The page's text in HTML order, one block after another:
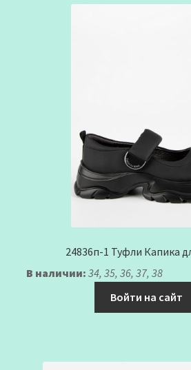
24836п-1 Туфли Капика
В наличии: 34, 35, 36, 37, 38
Войти на сайт